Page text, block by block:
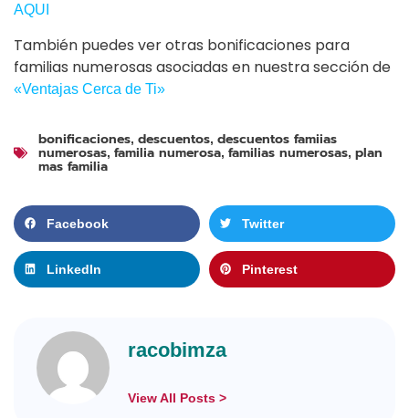
AQUI
También puedes ver otras bonificaciones para
familias numerosas asociadas en nuestra sección de
«Ventajas Cerca de Ti»
bonificaciones, descuentos, descuentos famiias
numerosas, familia numerosa, familias numerosas, plan
mas familia
Facebook Twitter
LinkedIn Pinterest
racobimza
View All Posts >